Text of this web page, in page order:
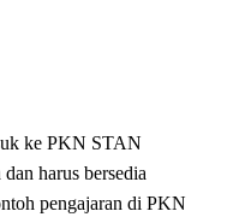
ke PKN STAN
harus bersedia
pengajaran di PKN